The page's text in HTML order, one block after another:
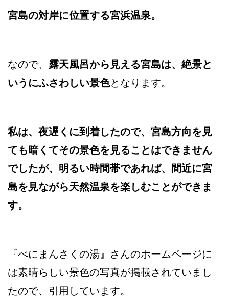
宮島の対岸に位置する宮浜温泉。
なので、 露天風呂から見える宮島は、絶景と
いうにふさわしい景色となります。
私は、夜遅くに到着したので、宮島方向を見
ても暗くてその景色を見ることはできません
でしたが、明るい時間帯であれば、間近に宮
島を見ながら天然温泉を楽しむことができま
す。
『べにまんさくの湯』さんのホームページに
は素晴らしい景色の写真が掲載されていまし
たので、引用しています。